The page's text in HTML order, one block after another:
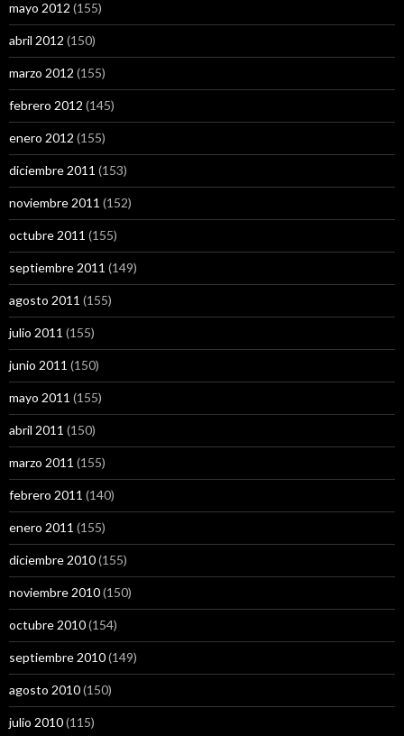
mayo 2012 (155)
abril 2012 (150)
marzo 2012 (155)
febrero 2012 (145)
enero 2012 (155)
diciembre 2011 (153)
noviembre 2011 (152)
octubre 2011 (155)
septiembre 2011 (149)
agosto 2011 (155)
julio 2011 (155)
junio 2011 (150)
mayo 2011 (155)
abril 2011 (150)
marzo 2011 (155)
febrero 2011 (140)
enero 2011 (155)
diciembre 2010(155)
noviembre 2010(150)
octubre 2010(154)
septiembre 2010(149)
agosto 2010(150)
julio 2010(115)